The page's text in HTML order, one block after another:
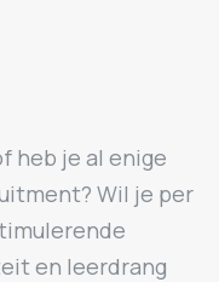
heb je al enige
Wil je per
en leerdrang